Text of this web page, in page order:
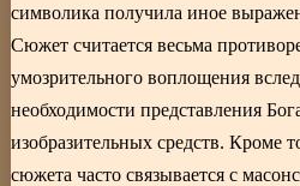
символика получила иное
Сюжет считается весьма
умозрительного воплощения
необходимости представления
изобразительных средств. Кроме
сюжета часто связывается с